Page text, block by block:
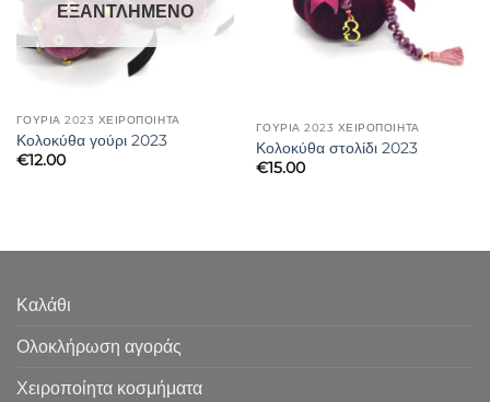
ΕΞΑΝΤΛΗΜΈΝΟ
ΓΟΎΡΙΑ 2023 ΧΕΙΡΟΠΟΊΗΤΑ
Κολοκύθα γούρι 2023
€12.00
ΓΟΎΡΙΑ 2023 ΧΕΙΡΟΠΟΊΗΤΑ
Κολοκύθα στολίδι 2023
€15.00
Καλάθι
Ολοκλήρωση αγοράς
Χειροποίητα κοσμήματα